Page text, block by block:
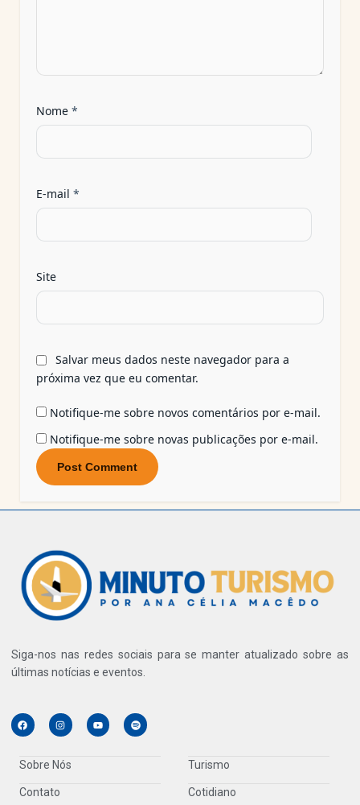
Nome *
E-mail *
Site
Salvar meus dados neste navegador para a
próxima vez que eu comentar.
Notifique-me sobre novos comentários por e-mail.
Notifique-me sobre novas publicações por e-mail.
Siga-nos nas redes sociais para se manter atualizado sobre as
últimas notícias e eventos.
Sobre Nós
Contato
Turismo
Cotidiano